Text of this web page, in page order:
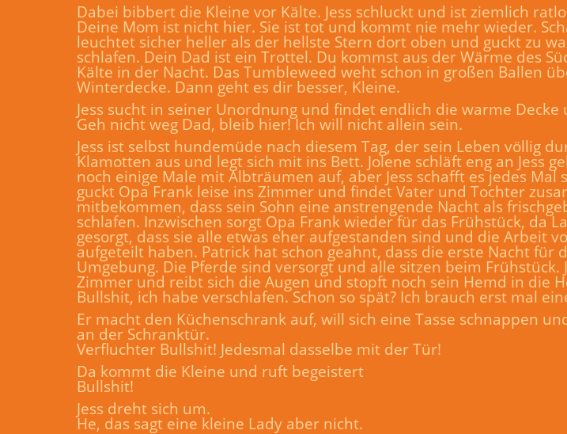
Dabei bibbert die Kleine vor Kälte. Jess schluckt und ist ziemlich
Deine Mom ist nicht hier. Sie ist tot und kommt nie mehr wieder.
leuchtet sicher heller als der hellste Stern dort oben und guckt zu
schlafen. Dein Dad ist ein Trottel. Du kommst aus der Wärme des
Kälte in der Nacht. Das Tumbleweed weht schon in großen Ballen
Winterdecke. Dann geht es dir besser, Kleine.
Jess sucht in seiner Unordnung und findet endlich die warme Decke
Geh nicht weg Dad, bleib hier! Ich will nicht allein sein.
Jess ist selbst hundemüde nach diesem Tag, der sein Leben völlig
Klamotten aus und legt sich mit ins Bett. Jolene schläft eng an Jess
noch einige Male mit Albträumen auf, aber Jess schafft es jedes Mal
guckt Opa Frank leise ins Zimmer und findet Vater und Tochter
mitbekommen, dass sein Sohn eine anstrengende Nacht als
schlafen. Inzwischen sorgt Opa Frank wieder für das Frühstück, da
gesorgt, dass sie alle etwas eher aufgestanden sind und die Arbeit
aufgeteilt haben. Patrick hat schon geahnt, dass die erste Nacht für
Umgebung. Die Pferde sind versorgt und alle sitzen beim
Zimmer und reibt sich die Augen und stopft noch sein Hemd in die
Bullshit, ich habe verschlafen. Schon so spät? Ich brauch erst mal
Er macht den Küchenschrank auf, will sich eine Tasse schnappen
an der Schranktür.
Verfluchter Bullshit! Jedesmal dasselbe mit der Tür!
Da kommt die Kleine und ruft begeistert
Bullshit!
Jess dreht sich um.
He, das sagt eine kleine Lady aber nicht.